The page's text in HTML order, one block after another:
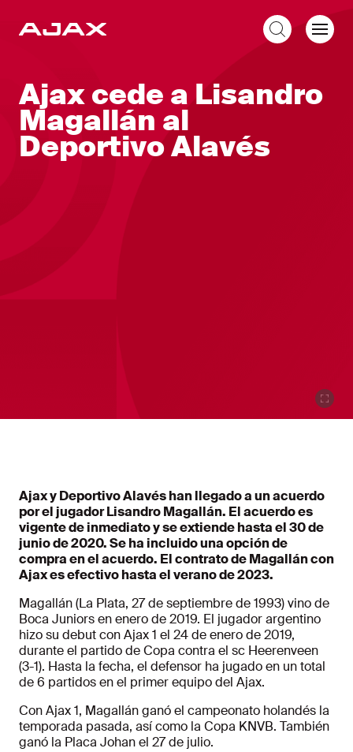
Ajax cede a Lisandro
Magallán al
Deportivo Alavés
Ajax y Deportivo Alavés han llegado a un acuerdo
por el jugador Lisandro Magallán. El acuerdo es
vigente de inmediato y se extiende hasta el 30 de
junio de 2020. Se ha incluido una opción de
compra en el acuerdo. El contrato de Magallán con
Ajax es efectivo hasta el verano de 2023.
Magallán (La Plata, 27 de septiembre de 1993) vino de
Boca Juniors en enero de 2019. El jugador argentino
hizo su debut con Ajax 1 el 24 de enero de 2019,
durante el partido de Copa contra el sc Heerenveen
(3-1). Hasta la fecha, el defensor ha jugado en un total
de 6 partidos en el primer equipo del Ajax.
Con Ajax 1, Magallán ganó el campeonato holandés la
temporada pasada, así como la Copa KNVB. También
ganó la Placa Johan el 27 de julio.